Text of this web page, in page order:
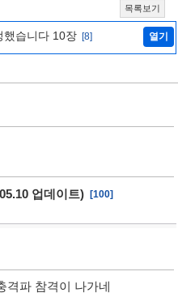
목록보기
했습니다 10장 [8] 열기
업데이트)
[100]
격파 참격이 나가네